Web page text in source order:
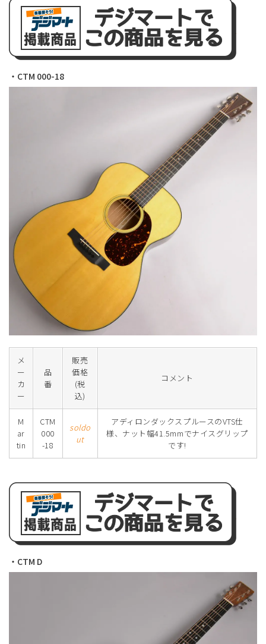
・CTM 000-18
メ
ー
カ
ー
品
番
販売
価格
(税
込)
コメント
M
ar
tin
CTM
000
-18
soldo
ut
アディロンダックスプルースのVTS仕
様、ナット幅41.5mmでナイスグリップ
です!
・CTM D